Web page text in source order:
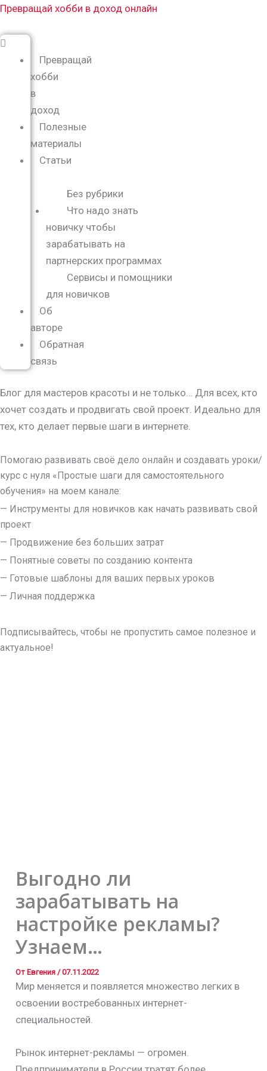
Перейти
содержимому
Превращай хобби в доход онлайн
Меню
Превращай
хобби
в
доход
Полезные
материалы
Статьи
Без рубрики
Что надо знать
новичку чтобы
зарабатывать на
партнерских программах
Сервисы и помощники
для новичков
Об
авторе
Обратная
связь
Блог для мастеров красоты и не только… Для всех, кто
хочет создать и продвигать свой проект. Идеально для
тех, кто делает первые шаги в интернете.
Помогаю развивать своё дело онлайн и создавать уроки/
курс с нуля «Простые шаги для самостоятельного
обучения» на моем канале:
— Инструменты для новичков как начать развивать свой
проект
— Продвижение без больших затрат
— Понятные советы по созданию контента
— Готовые шаблоны для ваших первых уроков
— Личная поддержка
Подписывайтесь, чтобы не пропустить самое полезное и
актуальное!
Выгодно ли
зарабатывать на
настройке рекламы?
Узнаем…
От Евгения /07.11.2022
Мир меняется и появляется множество легких в
освоении востребованных интернет-
специальностей.
Рынок интернет-рекламы — огромен.